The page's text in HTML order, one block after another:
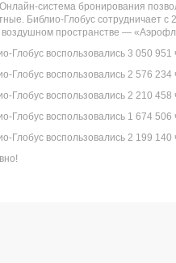
система бронирования
Библио-Глобус сотрудничает
пространстве —
Глобус воспользовались 3 050 951
Глобус воспользовались 2 576 234
Глобус воспользовались 2 210 458
Глобус воспользовались 1 674 506
Глобус воспользовались 2 199 140